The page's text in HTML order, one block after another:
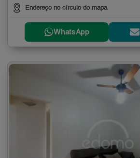
Endereço no círculo do mapa
WhatsApp